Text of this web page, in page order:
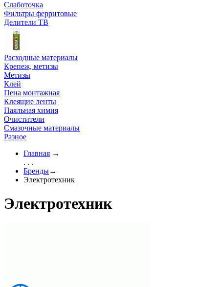
Слаботочка
Фильтры ферритовые
Делители ТВ
Расходные материалы
Крепеж, метизы
Метизы
Клей
Пена монтажная
Клеящие ленты
Паяльная химия
Очистители
Смазочные материалы
Разное
Главная →
. . .
Бренды→
Электротехник
Электротехник